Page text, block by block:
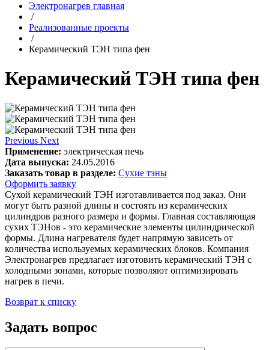
Электронагрев главная
/
Реализованные проекты
/
Керамический ТЭН типа фен
Керамический ТЭН типа фен
Previous Next
Применение: электрическая печь
Дата выпуска: 24.05.2016
Заказать товар в разделе: Сухие тэны
Оформить заявку
Сухой керамический ТЭН изготавливается под заказ. Они
могут быть разной длины и состоять из керамических
цилиндров разного размера и формы. Главная составляющая
сухих ТЭНов - это керамические элементы цилиндрической
формы. Длина нагревателя будет напрямую зависеть от
количества используемых керамических блоков. Компания
Электронагрев предлагает изготовить керамический ТЭН с
холодными зонами, которые позволяют оптимизировать
нагрев в печи.
Возврат к списку
Задать вопрос